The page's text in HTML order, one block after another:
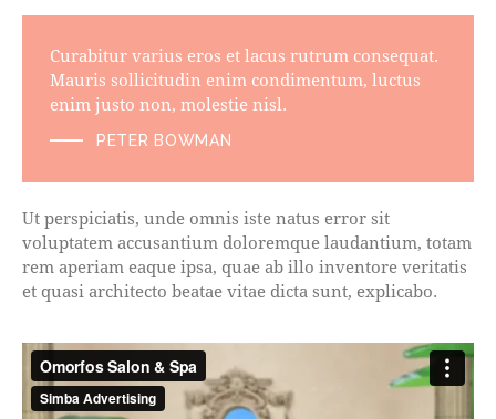
Curabitur varius eros et lacus rutrum consequat.
Mauris sollicitudin enim condimentum, luctus
enim justo non, molestie nisl.
PETER BOWMAN
Ut perspiciatis, unde omnis iste natus error sit
voluptatem accusantium doloremque laudantium, totam
rem aperiam eaque ipsa, quae ab illo inventore veritatis
et quasi architecto beatae vitae dicta sunt, explicabo.